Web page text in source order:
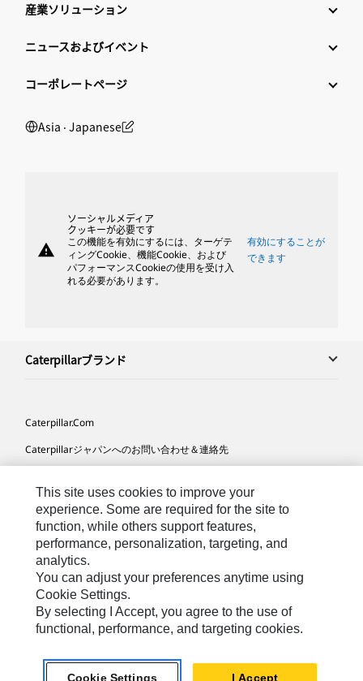
産業ソリューション
ニュースおよびイベント
コーポレートページ
Asia ‧ Japanese
warning
ソーシャルメディア
クッキーが必要です
この機能を有効にするには、ターゲテ
ィングCookie、機能Cookie、および
パフォーマンスCookieの使用を受け入
れる必要があります。
有効にすることが
できます
Caterpillarブランド
Caterpillar.com
Caterpillarジャパンへのお問い合わせ＆連絡先
サイト･マップ
Cookie Settings
法的事項
プライバシー
Japanese
載を禁じます）
This site uses cookies to improve your
experience. Some are required for the site to
function, while others support features,
performance, personalization, targeting, and
analytics.
You can adjust your preferences anytime using
Cookie Settings.
By selecting I Accept, you agree to the use of
functional, performance, and targeting cookies.
Cookie Settings I Accept